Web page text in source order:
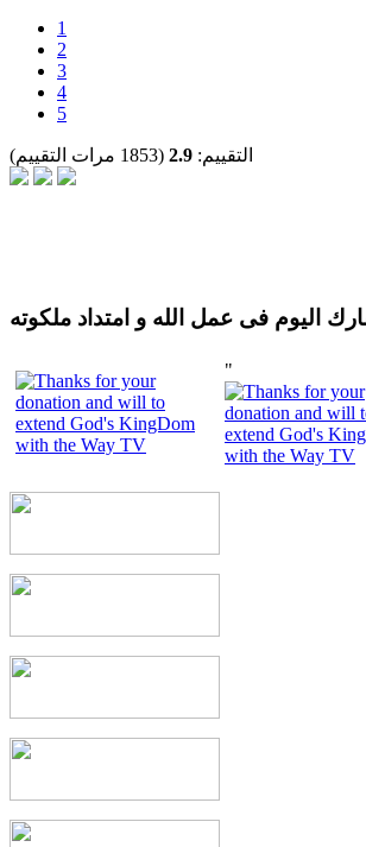
1
2
3
4
5
التقييم: 2.9 (1853 مرات التقييم)
اليوم فى عمل الله و امتداد ملكوته
"